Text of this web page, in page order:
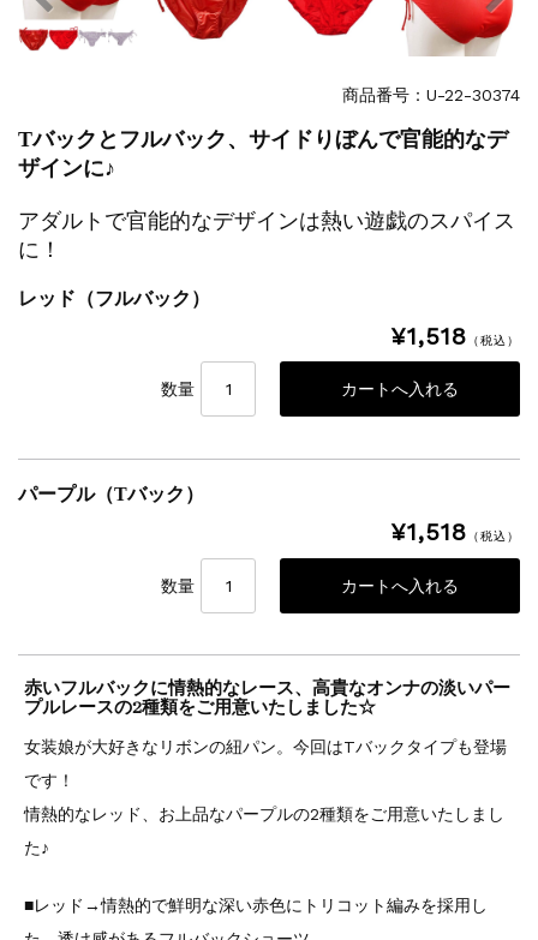
商品番号：U-22-30374
Tバックとフルバック、サイドりぼんで官能的なデ
ザインに♪
アダルトで官能的なデザインは熱い遊戯のスパイス
に！
レッド（フルバック）
¥1,518 （税込）
数量
パープル（Tバック）
¥1,518 （税込）
数量
赤いフルバックに情熱的なレース、高貴なオンナの淡いパー
プルレースの2種類をご用意いたしました☆
女装娘が大好きなリボンの紐パン。今回はTバックタイプも登場
です！
情熱的なレッド、お上品なパープルの2種類をご用意いたしまし
た♪
■レッド→情熱的で鮮明な深い赤色にトリコット編みを採用し